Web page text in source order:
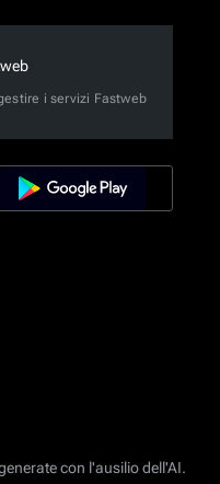
i servizi Fastweb
con l'ausilio dell'AI.